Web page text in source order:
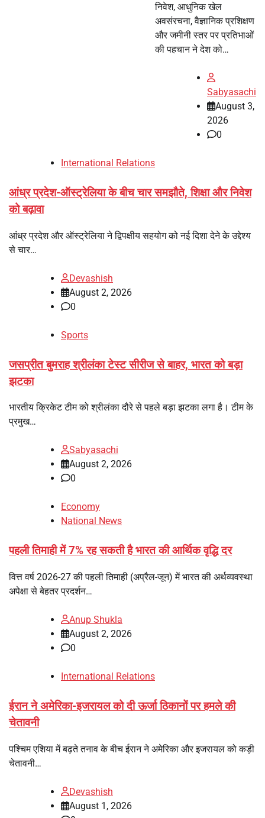
निवेश, आधुनिक खेल
अवसंरचना, वैज्ञानिक प्रशिक्षण
और जमीनी स्तर पर प्रतिभाओं
की पहचान ने देश को…
Sabyasachi
August 3,
2026
0
International Relations
आंध्र प्रदेश-ऑस्ट्रेलिया के बीच चार समझौते, शिक्षा और निवेश
को बढ़ावा
आंध्र प्रदेश और ऑस्ट्रेलिया ने द्विपक्षीय सहयोग को नई दिशा देने के उद्देश्य
से चार…
Devashish
August 2, 2026
0
Sports
जसप्रीत बुमराह श्रीलंका टेस्ट सीरीज से बाहर, भारत को बड़ा
झटका
भारतीय क्रिकेट टीम को श्रीलंका दौरे से पहले बड़ा झटका लगा है। टीम के
प्रमुख…
Sabyasachi
August 2, 2026
0
Economy
National News
पहली तिमाही में 7% रह सकती है भारत की आर्थिक वृद्धि दर
वित्त वर्ष 2026-27 की पहली तिमाही (अप्रैल-जून) में भारत की अर्थव्यवस्था
अपेक्षा से बेहतर प्रदर्शन…
Anup Shukla
August 2, 2026
0
International Relations
ईरान ने अमेरिका-इजरायल को दी ऊर्जा ठिकानों पर हमले की
चेतावनी
पश्चिम एशिया में बढ़ते तनाव के बीच ईरान ने अमेरिका और इजरायल को कड़ी
चेतावनी…
Devashish
August 1, 2026